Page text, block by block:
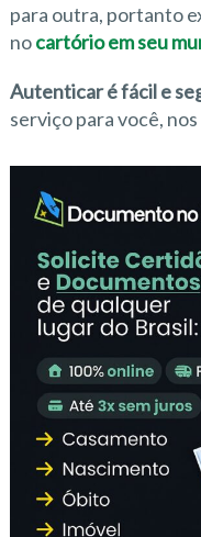
para outra, portanto
nocartório em seu
Autenticar é fácil e
serviço para você,